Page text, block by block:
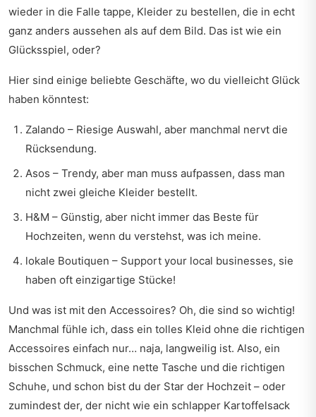
wieder in die Falle tappe, Kleider zu bestellen, die in echt
ganz anders aussehen als auf dem Bild. Das ist wie ein
Glücksspiel, oder?
Hier sind einige beliebte Geschäfte, wo du vielleicht Glück
haben könntest:
Zalando – Riesige Auswahl, aber manchmal nervt die
Rücksendung.
Asos – Trendy, aber man muss aufpassen, dass man
nicht zwei gleiche Kleider bestellt.
H&M – Günstig, aber nicht immer das Beste für
Hochzeiten, wenn du verstehst, was ich meine.
lokale Boutiquen – Support your local businesses, sie
haben oft einzigartige Stücke!
Und was ist mit den Accessoires? Oh, die sind so wichtig!
Manchmal fühle ich, dass ein tolles Kleid ohne die richtigen
Accessoires einfach nur… naja, langweilig ist. Also, ein
bisschen Schmuck, eine nette Tasche und die richtigen
Schuhe, und schon bist du der Star der Hochzeit – oder
zumindest der, der nicht wie ein schlapper Kartoffelsack